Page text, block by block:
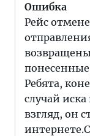
Ошибка
Рейс
Ребята,
случай
взгляд, он